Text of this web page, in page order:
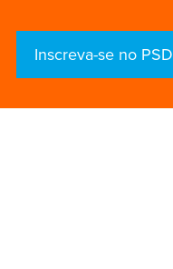
Inscreva-se no PSD